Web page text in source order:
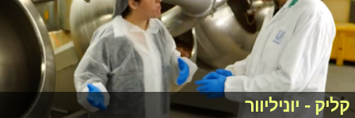
קליק - יוניליוור